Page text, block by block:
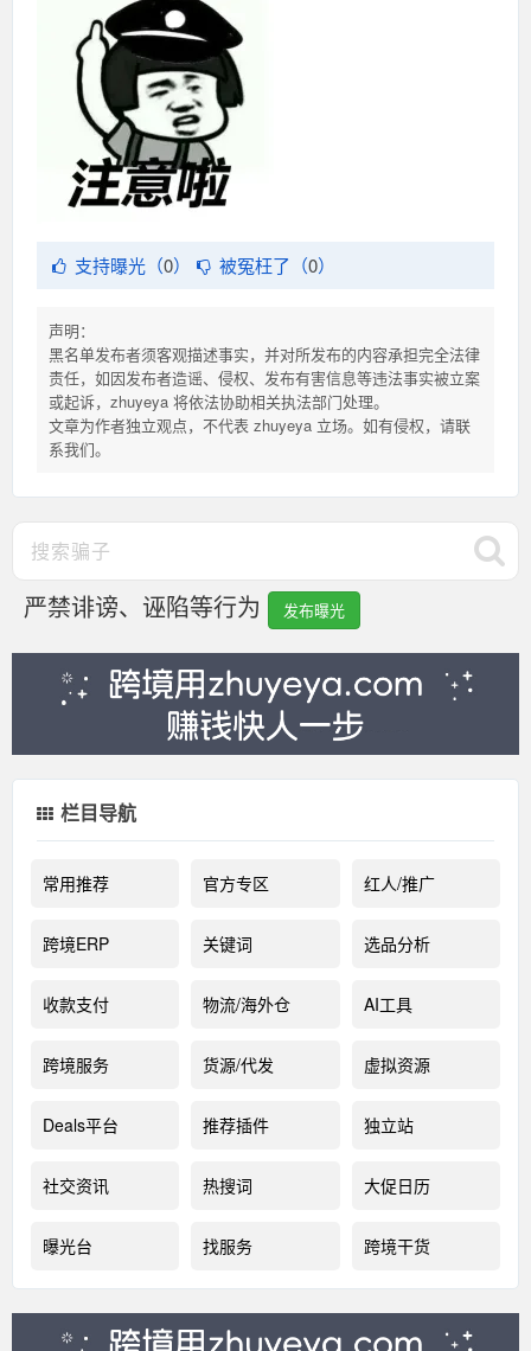
支持曝光（0） 被冤枉了（0）
声明：
黑名单发布者须客观描述事实，并对所发布的内容承担完全法律
责任，如因发布者造谣、侵权、发布有害信息等违法事实被立案
或起诉，zhuyeya 将依法协助相关执法部门处理。
文章为作者独立观点，不代表 zhuyeya 立场。如有侵权，请联
系我们。
严禁诽谤、诬陷等行为 发布曝光
栏目导航
常用推荐 官方专区 红人/推广
跨境ERP 关键词 选品分析
收款支付 物流/海外仓 AI工具
跨境服务 货源/代发 虚拟资源
Deals平台 推荐插件 独立站
社交资讯 热搜词 大促日历
曝光台 找服务 跨境干货